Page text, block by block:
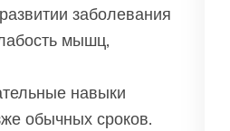
заболевания
мышц,
навыки
обычных сроков.